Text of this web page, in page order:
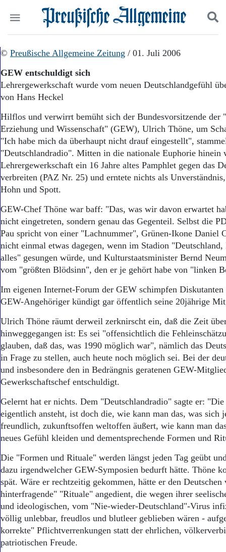
Start
Wer wir sind
Aktuelle Ausgabe
Abonnenten-Login
Abonnent werden
Abo Prämien
Archiv
Politik
Panorama
Geschichte
Ostpreußen
Pommern
Berlin-Brandenburg
Schlesien
Danzig und Westpreußen
Kontakt
Datenschutz
Suchen und finden
© Preußische Allgemeine Zeitung / 01. Juli 2006
GEW entschuldigt sich
Lehrergewerkschaft wurde vom neuen Deutschlandgefühl
von Hans Heckel
Hilflos und verwirrt bemüht sich der Bundesvorsitzende der
Erziehung und Wissenschaft" (GEW), Ulrich Thöne, um
"Ich habe mich da überhaupt nicht drauf eingestellt",
"Deutschlandradio". Mitten in die nationale Euphorie hinein
Lehrergewerkschaft ein 16 Jahre altes Pamphlet gegen das
verbreiten (PAZ Nr. 25) und erntete nichts als
Hohn und Spott.
GEW-Chef Thöne war baff: "Das, was wir davon erwartet
nicht eingetreten, sondern genau das Gegenteil. Selbst die
Pau spricht von einer "Lachnummer", Grünen-Ikone Daniel
nicht einmal etwas dagegen, wenn im Stadion "Deutschland,
alles" gesungen würde, und Kulturstaatsminister Bernd
vom "größten Blödsinn", den er je gehört habe von "linken
Im eigenen Internet-Forum der GEW schimpfen
GEW-Angehöriger kündigt gar öffentlich seine 20jährige
Ulrich Thöne räumt derweil zerknirscht ein, daß die Zeit
hinweggegangen ist: Es sei "offensichtlich die
glauben, daß das, was 1990 möglich war", nämlich das
in Frage zu stellen, auch heute noch möglich sei. Bei der
und insbesondere den in Bedrängnis geratenen GEW-
Gewerkschaftschef entschuldigt.
Gelernt hat er nichts. Dem "Deutschlandradio" sagte er:
eigentlich ansteht, ist doch die, wie kann man das, was sich
freundlich, zukunftsoffen weltoffen äußert, wie kann man
neues Gefühl kleiden und dementsprechende Formen und
Die "Formen und Rituale" werden längst jeden Tag geübt
dazu irgendwelcher GEW-Symposien bedurft hätte. Thöne
spät. Wäre er rechtzeitig gekommen, hätte er den
hinterfragende" "Rituale" angedient, die wegen ihrer
und ideologischen, vom "Nie-wieder-Deutschland"-Virus
völlig unlebbar, freudlos und blutleer geblieben wären -
korrekte" Pflichtverrenkungen statt der ehrlichen,
patriotischen Freude.